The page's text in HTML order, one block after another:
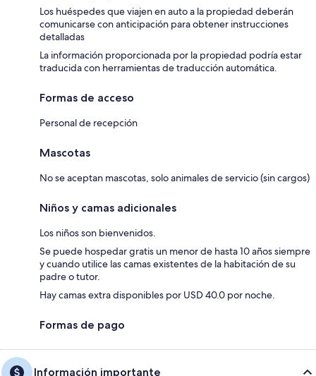
Los huéspedes que viajen en auto a la propiedad deberán
comunicarse con anticipación para obtener instrucciones
detalladas
La información proporcionada por la propiedad podría estar
traducida con herramientas de traducción automática.
Formas de acceso
Personal de recepción
Mascotas
No se aceptan mascotas, solo animales de servicio (sin cargos)
Niños y camas adicionales
Los niños son bienvenidos.
Se puede hospedar gratis un menor de hasta 10 años siempre
y cuando utilice las camas existentes de la habitación de su
padre o tutor.
Hay camas extra disponibles por USD 40.0 por noche.
Formas de pago
Información importante